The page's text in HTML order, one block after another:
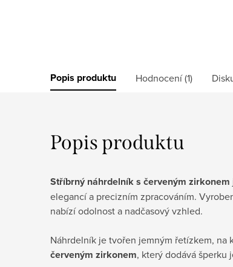
Popis produktu Hodnocení (1)
Popis produktu
Stříbrný náhrdelník s červeným zirkonem
elegancí a precizním zpracováním.
nabízí odolnost a nadčasový vzhled.
Náhrdelník je tvořen jemným řetízkem,
červeným zirkonem, který dodává šperku